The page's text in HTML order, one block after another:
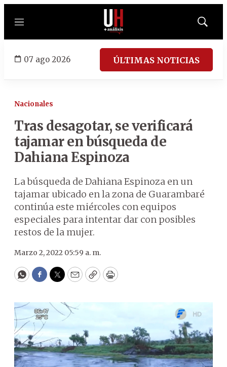
Menú
Mostrar
07 ago 2026 ÚLTIMAS NOTICIAS
Nacionales
Tras desagotar, se verificará
tajamar en búsqueda de
Dahiana Espinoza
La búsqueda de Dahiana Espinoza en un
tajamar ubicado en la zona de Guarambaré
continúa este miércoles con equipos
especiales para intentar dar con posibles
restos de la mujer.
Marzo 2, 2022 05:59 a. m.
WhatsApp
Facebook
Twitter
EmailCopyPrint